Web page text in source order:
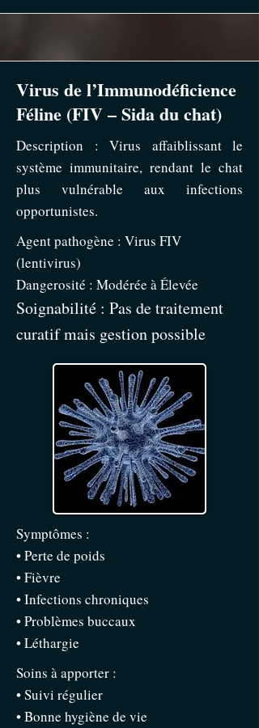
Virus de l’Immunodéficience
Féline (FIV – Sida du chat)
Description : Virus affaiblissant le
système immunitaire, rendant le chat
plus vulnérable aux infections
opportunistes.
Agent pathogène : Virus FIV
(lentivirus)
Dangerosité : Modérée à Élevée
Soignabilité : Pas de traitement
curatif mais gestion possible
Symptômes :
• Perte de poids
• Fièvre
• Infections chroniques
• Problèmes buccaux
• Léthargie
Soins à apporter :
• Suivi régulier
• Bonne hygiène de vie